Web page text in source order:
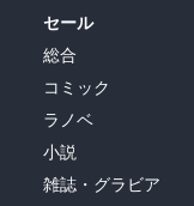
セール
総合
コミック
ラノベ
小説
雑誌・グラビア